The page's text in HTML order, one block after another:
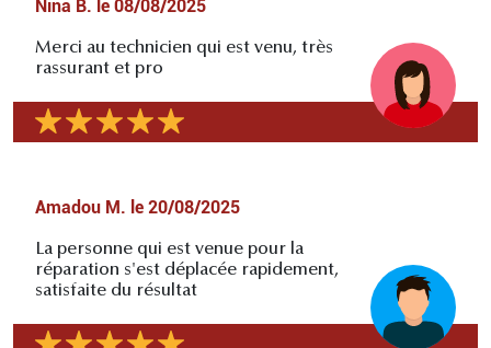
Nina B. le 08/08/2025
Merci au technicien qui est venu, très
rassurant et pro
Amadou M. le 20/08/2025
La personne qui est venue pour la
réparation s'est déplacée rapidement,
satisfaite du résultat